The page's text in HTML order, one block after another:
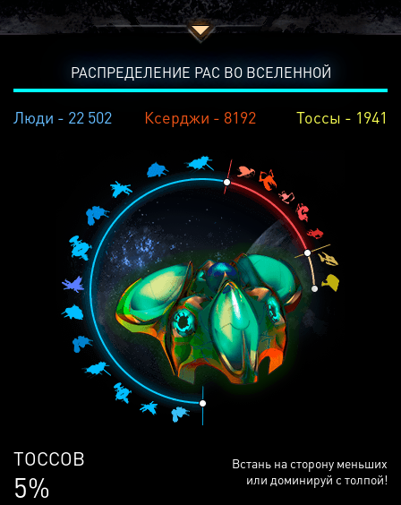
РАСПРЕДЕЛЕНИЕ РАС ВО ВСЕЛЕННОЙ
Люди - 22 502 Ксерджи - 8192 Тоссы - 1941
ЛЮДЕЙ
68%
Встань на сторону меньших
или доминируй с толпой!